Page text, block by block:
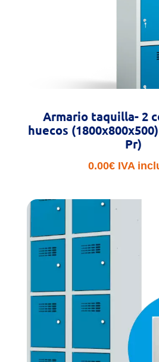
Armario taquilla- 2
huecos
Pr)
0.00€ IVA